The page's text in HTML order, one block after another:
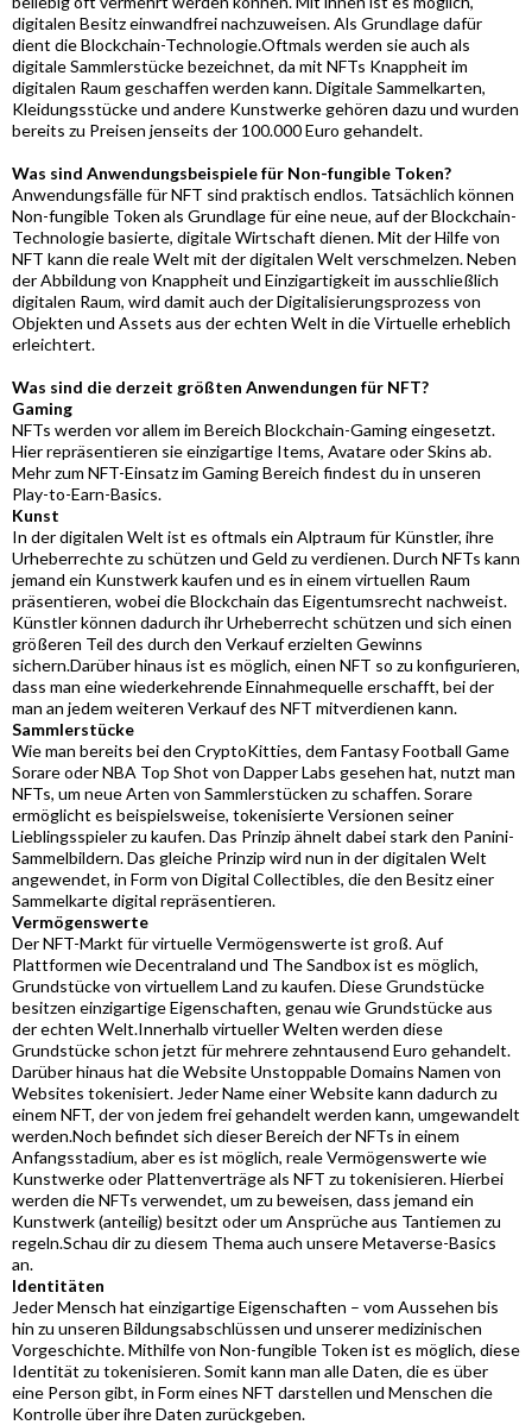
digitalen Besitz einwandfrei nachzuweisen. Als Grundlage dafür
dient die Blockchain-Technologie.Oftmals werden sie auch als
digitale Sammlerstücke bezeichnet, da mit NFTs Knappheit im
digitalen Raum geschaffen werden kann. Digitale Sammelkarten,
Kleidungsstücke und andere Kunstwerke gehören dazu und wurden
bereits zu Preisen jenseits der 100.000 Euro gehandelt.
Was sind Anwendungsbeispiele für Non-fungible Token?
Anwendungsfälle für NFT sind praktisch endlos. Tatsächlich können
Non-fungible Token als Grundlage für eine neue, auf der Blockchain-
Technologie basierte, digitale Wirtschaft dienen. Mit der Hilfe von
NFT kann die reale Welt mit der digitalen Welt verschmelzen. Neben
der Abbildung von Knappheit und Einzigartigkeit im ausschließlich
digitalen Raum, wird damit auch der Digitalisierungsprozess von
Objekten und Assets aus der echten Welt in die Virtuelle erheblich
erleichtert.
Was sind die derzeit größten Anwendungen für NFT?
Gaming
NFTs werden vor allem im Bereich Blockchain-Gaming eingesetzt.
Hier repräsentieren sie einzigartige Items, Avatare oder Skins ab.
Mehr zum NFT-Einsatz im Gaming Bereich findest du in unseren
Play-to-Earn-Basics.
Kunst
In der digitalen Welt ist es oftmals ein Alptraum für Künstler, ihre
Urheberrechte zu schützen und Geld zu verdienen. Durch NFTs kann
jemand ein Kunstwerk kaufen und es in einem virtuellen Raum
präsentieren, wobei die Blockchain das Eigentumsrecht nachweist.
Künstler können dadurch ihr Urheberrecht schützen und sich einen
größeren Teil des durch den Verkauf erzielten Gewinns
sichern.Darüber hinaus ist es möglich, einen NFT so zu konfigurieren,
dass man eine wiederkehrende Einnahmequelle erschafft, bei der
man an jedem weiteren Verkauf des NFT mitverdienen kann.
Sammlerstücke
Wie man bereits bei den CryptoKitties, dem Fantasy Football Game
Sorare oder NBA Top Shot von Dapper Labs gesehen hat, nutzt man
NFTs, um neue Arten von Sammlerstücken zu schaffen. Sorare
ermöglicht es beispielsweise, tokenisierte Versionen seiner
Lieblingsspieler zu kaufen. Das Prinzip ähnelt dabei stark den Panini-
Sammelbildern. Das gleiche Prinzip wird nun in der digitalen Welt
angewendet, in Form von Digital Collectibles, die den Besitz einer
Sammelkarte digital repräsentieren.
Vermögenswerte
Der NFT-Markt für virtuelle Vermögenswerte ist groß. Auf
Plattformen wie Decentraland und The Sandbox ist es möglich,
Grundstücke von virtuellem Land zu kaufen. Diese Grundstücke
besitzen einzigartige Eigenschaften, genau wie Grundstücke aus
der echten Welt.Innerhalb virtueller Welten werden diese
Grundstücke schon jetzt für mehrere zehntausend Euro gehandelt.
Darüber hinaus hat die Website Unstoppable Domains Namen von
Websites tokenisiert. Jeder Name einer Website kann dadurch zu
einem NFT, der von jedem frei gehandelt werden kann, umgewandelt
werden.Noch befindet sich dieser Bereich der NFTs in einem
Anfangsstadium, aber es ist möglich, reale Vermögenswerte wie
Kunstwerke oder Plattenverträge als NFT zu tokenisieren. Hierbei
werden die NFTs verwendet, um zu beweisen, dass jemand ein
Kunstwerk (anteilig) besitzt oder um Ansprüche aus Tantiemen zu
regeln.Schau dir zu diesem Thema auch unsere Metaverse-Basics
an.
Identitäten
Jeder Mensch hat einzigartige Eigenschaften – vom Aussehen bis
hin zu unseren Bildungsabschlüssen und unserer medizinischen
Vorgeschichte. Mithilfe von Non-fungible Token ist es möglich, diese
Identität zu tokenisieren. Somit kann man alle Daten, die es über
eine Person gibt, in Form eines NFT darstellen und Menschen die
Kontrolle über ihre Daten zurückgeben.